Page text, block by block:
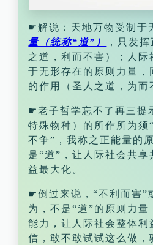
☛解说：天地万物受制于
量（统称“道”）
，只发
之道，利而不害）；人际
于无形存在的原则力量，
的作用（圣人之道，为而
☛老子哲学忘不了再三提
特殊物种）的所作所为须
不争”，我称之正能量的
是“道”，让人际社会共享
益最大化。
☛倒过来说，“不利而害”
为，不是“道”的原则力量
能力，让人际社会整体利
信，敢不敢试试这么做，